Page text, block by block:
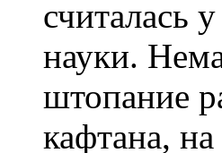
считалась
науки.
штопание
кафтана,